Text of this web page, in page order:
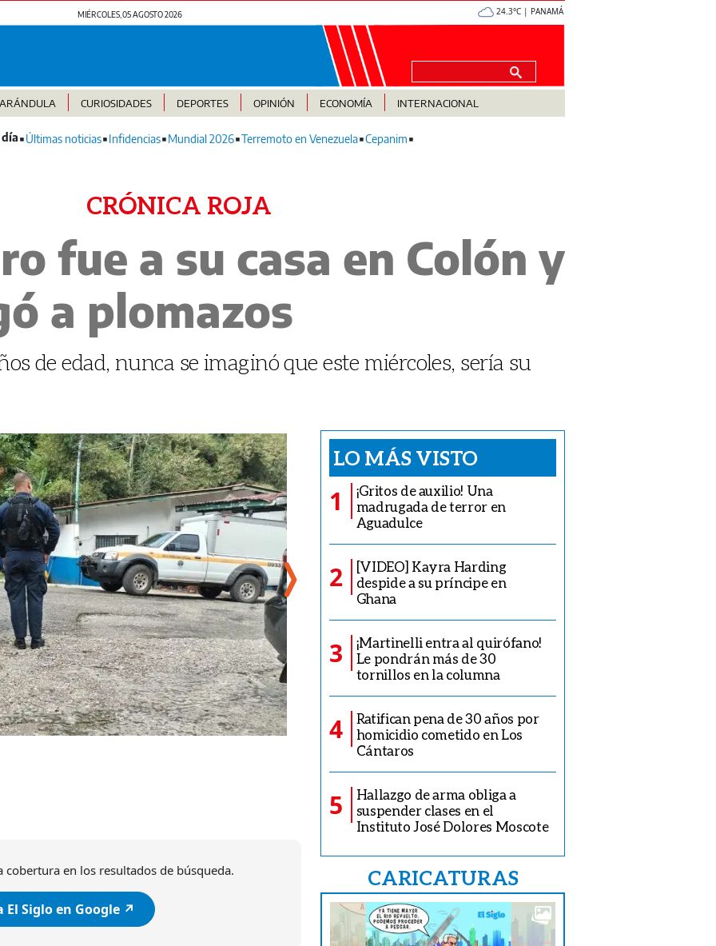
MIÉRCOLES, 05 AGOSTO 2026 24.3°C | PANAMÁ
CURIOSIDADES DEPORTES OPINIÓN ECONOMÍA INTERNACIONAL
Últimas noticias Infidencias Mundial 2026 Terremoto en Venezuela Cepanim
CRÓNICA ROJA
fue a su casa en Colón y
a plomazos
de edad, nunca se imaginó que este miércoles, sería su
cobertura en los resultados de búsqueda.
El Siglo en Google ↗️
LO MÁS VISTO
1
¡Gritos de auxilio! Una
madrugada de terror en
Aguadulce
2
[VIDEO] Kayra Harding
despide a su príncipe en
Ghana
3
¡Martinelli entra al quirófano!
Le pondrán más de 30
tornillos en la columna
4
Ratifican pena de 30 años por
homicidio cometido en Los
Cántaros
5
Hallazgo de arma obliga a
suspender clases en el
Instituto José Dolores Moscote
CARICATURAS